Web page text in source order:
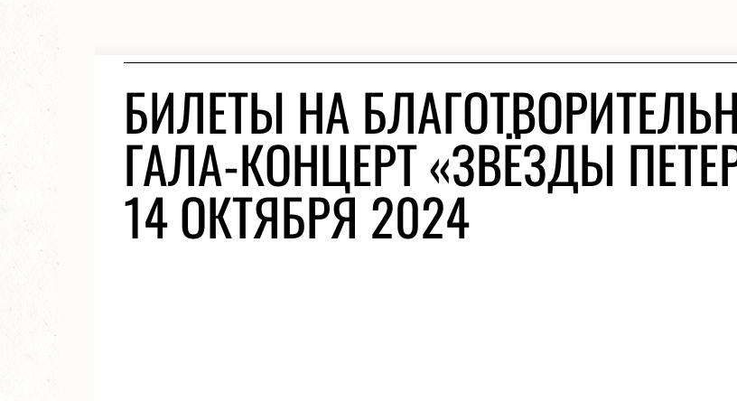
БИЛЕТЫ НА
ГАЛА-КОНЦЕРТ «ЗВЁЗДЫ
14 ОКТЯБРЯ 2024